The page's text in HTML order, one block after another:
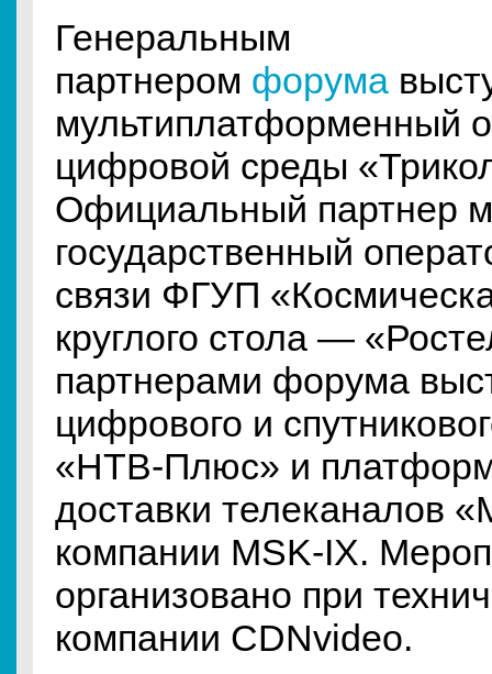
Генеральным
партнером форума
мультиплатформенный
цифровой среды
Официальный партнер
государственный
связи ФГУП
круглого стола —
партнерами форума
цифрового и
«НТВ-Плюс» и
доставки телеканалов
компании MSK-IX.
организовано при
компании CDNvideo.